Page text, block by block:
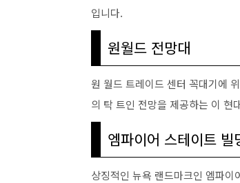
입니다.
원월드 전망대
원 월드 트레이드 센터 꼭대기에
의 탁 트인 전망을 제공하는 이 현
엠파이어 스테이트 빌
상징적인 뉴욕 랜드마크인 엠파